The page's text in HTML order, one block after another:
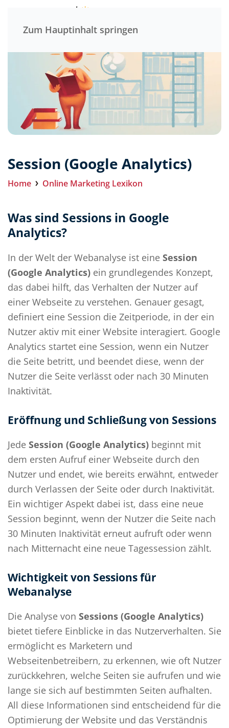
Zum Hauptinhalt springen
Session (Google Analytics)
Home Online Marketing Lexikon
Was sind Sessions in Google
Analytics?
In der Welt der Webanalyse ist eine Session
(Google Analytics) ein grundlegendes Konzept,
das dabei hilft, das Verhalten der Nutzer auf
einer Webseite zu verstehen. Genauer gesagt,
definiert eine Session die Zeitperiode, in der ein
Nutzer aktiv mit einer Website interagiert. Google
Analytics startet eine Session, wenn ein Nutzer
die Seite betritt, und beendet diese, wenn der
Nutzer die Seite verlässt oder nach 30 Minuten
Inaktivität.
Eröffnung und Schließung von Sessions
Jede Session (Google Analytics) beginnt mit
dem ersten Aufruf einer Webseite durch den
Nutzer und endet, wie bereits erwähnt, entweder
durch Verlassen der Seite oder durch Inaktivität.
Ein wichtiger Aspekt dabei ist, dass eine neue
Session beginnt, wenn der Nutzer die Seite nach
30 Minuten Inaktivität erneut aufruft oder wenn
nach Mitternacht eine neue Tagessession zählt.
Wichtigkeit von Sessions für
Webanalyse
Die Analyse von Sessions (Google Analytics)
bietet tiefere Einblicke in das Nutzerverhalten. Sie
ermöglicht es Marketern und
Webseitenbetreibern, zu erkennen, wie oft Nutzer
zurückkehren, welche Seiten sie aufrufen und wie
lange sie sich auf bestimmten Seiten aufhalten.
All diese Informationen sind entscheidend für die
Optimierung der Website und das Verständnis